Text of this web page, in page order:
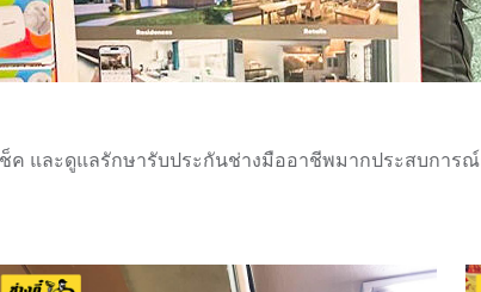
ค และดูแลรักษารับประกันช่างมืออาชีพมากประสบการณ์